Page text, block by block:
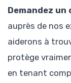
Demandez
auprès de nos
aiderons à
protège
en tenant